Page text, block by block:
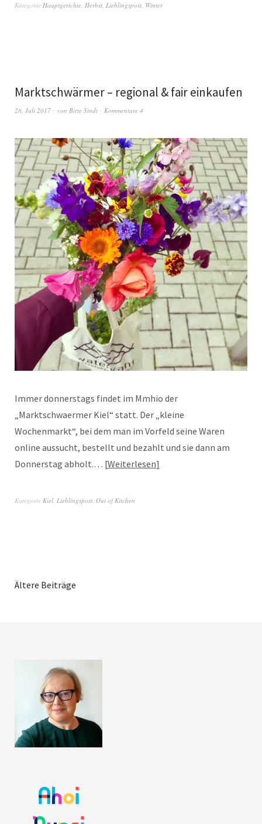
Kategorie Hauptgerichte, Herbst, Lieblingspost, Winter
Marktschwärmer – regional & fair einkaufen
28. Juli 2017 von Birte Sindt Kommentare 4
Immer donnerstags findet im Mmhio der
„Marktschwaermer Kiel“ statt. Der „kleine
Wochenmarkt“, bei dem man im Vorfeld seine Waren
online aussucht, bestellt und bezahlt und sie dann am
Donnerstag abholt.… Weiterlesen
Kategorie Kiel, Lieblingspost, Out of Kitchen
Ältere Beiträge